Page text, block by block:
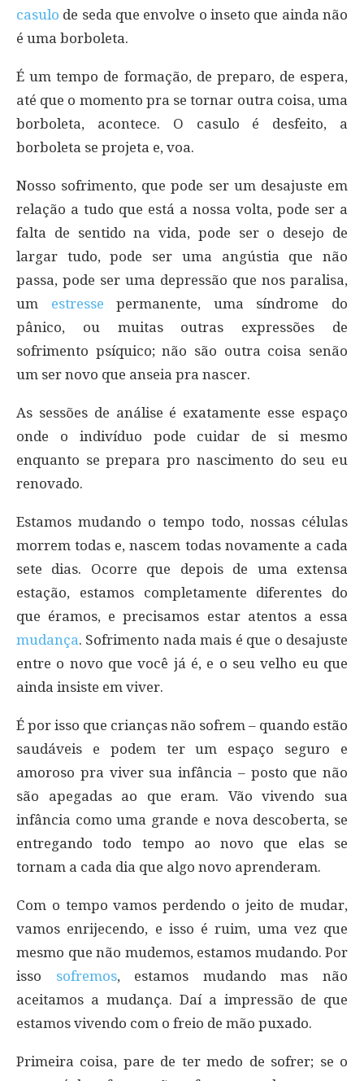
casulo de seda que envolve o inseto que ainda não
é uma borboleta.
É um tempo de formação, de preparo, de espera,
até que o momento pra se tornar outra coisa, uma
borboleta, acontece. O casulo é desfeito, a
borboleta se projeta e, voa.
Nosso sofrimento, que pode ser um desajuste em
relação a tudo que está a nossa volta, pode ser a
falta de sentido na vida, pode ser o desejo de
largar tudo, pode ser uma angústia que não
passa, pode ser uma depressão que nos paralisa,
um estresse permanente, uma síndrome do
pânico, ou muitas outras expressões de
sofrimento psíquico; não são outra coisa senão
um ser novo que anseia pra nascer.
As sessões de análise é exatamente esse espaço
onde o indivíduo pode cuidar de si mesmo
enquanto se prepara pro nascimento do seu eu
renovado.
Estamos mudando o tempo todo, nossas células
morrem todas e, nascem todas novamente a cada
sete dias. Ocorre que depois de uma extensa
estação, estamos completamente diferentes do
que éramos, e precisamos estar atentos a essa
mudança. Sofrimento nada mais é que o desajuste
entre o novo que você já é, e o seu velho eu que
ainda insiste em viver.
É por isso que crianças não sofrem – quando estão
saudáveis e podem ter um espaço seguro e
amoroso pra viver sua infância – posto que não
são apegadas ao que eram. Vão vivendo sua
infância como uma grande e nova descoberta, se
entregando todo tempo ao novo que elas se
tornam a cada dia que algo novo aprenderam.
Com o tempo vamos perdendo o jeito de mudar,
vamos enrijecendo, e isso é ruim, uma vez que
mesmo que não mudemos, estamos mudando. Por
isso sofremos, estamos mudando mas não
aceitamos a mudança. Daí a impressão de que
estamos vivendo com o freio de mão puxado.
Primeira coisa, pare de ter medo de sofrer; se o